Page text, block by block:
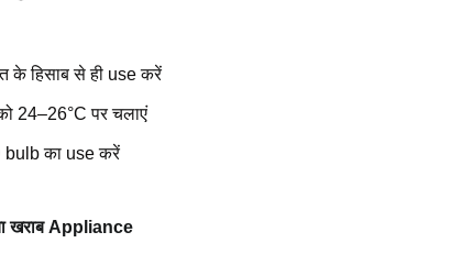
के हिसाब से ही use करें
24–26°C पर चलाएं
bulb का use करें
खराब Appliance